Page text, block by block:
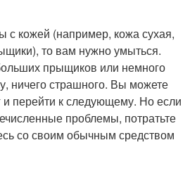
с кожей (например, кожа сухая,
то вам нужно умыться.
прыщиков или немного
ничего страшного. Вы можете
и перейти к следующему. Но если
проблемы, потратьте
со своим обычным средством